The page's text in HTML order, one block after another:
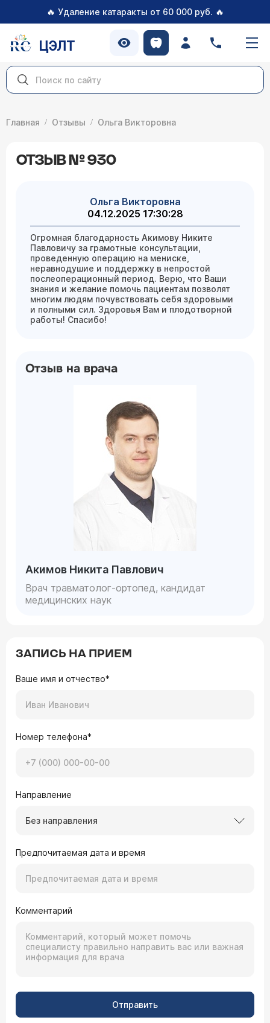
🔥 Удаление катаракты от 60 000 руб. 🔥
ЦЭЛТ
Главная Отзывы Ольга Викторовна
ОТЗЫВ № 930
Ольга Викторовна
04.12.2025 17:30:28
Огромная благодарность Акимову Никите
Павловичу за грамотные консультации,
проведенную операцию на мениске,
неравнодушие и поддержку в непростой
послеоперационный период. Верю, что Ваши
знания и желание помочь пациентам позволят
многим людям почувствовать себя здоровыми
и полными сил. Здоровья Вам и плодотворной
работы! Спасибо!
Отзыв на врача
Акимов Никита Павлович
Врач травматолог-ортопед, кандидат
медицинских наук
ЗАПИСЬ НА ПРИЕМ
Ваше имя и отчество*
Номер телефона*
Направление
Без направления
Предпочитаемая дата и время
Комментарий
Отправить